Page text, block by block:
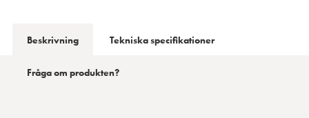
Beskrivning Tekniska specifikationer
Fråga om produkten?